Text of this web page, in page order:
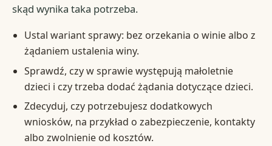
skąd wynika taka potrzeba.
Ustal wariant sprawy: bez orzekania o winie albo z
żądaniem ustalenia winy.
Sprawdź, czy w sprawie występują małoletnie
dzieci i czy trzeba dodać żądania dotyczące dzieci.
Zdecyduj, czy potrzebujesz dodatkowych
wniosków, na przykład o zabezpieczenie, kontakty
albo zwolnienie od kosztów.